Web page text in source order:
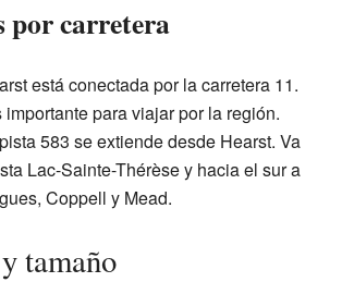
por carretera
está conectada por la carretera 11.
importante para viajar por la región.
583 se extiende desde Hearst. Va
Lac-Sainte-Thérèse y hacia el sur a
Coppell y Mead.
tamaño